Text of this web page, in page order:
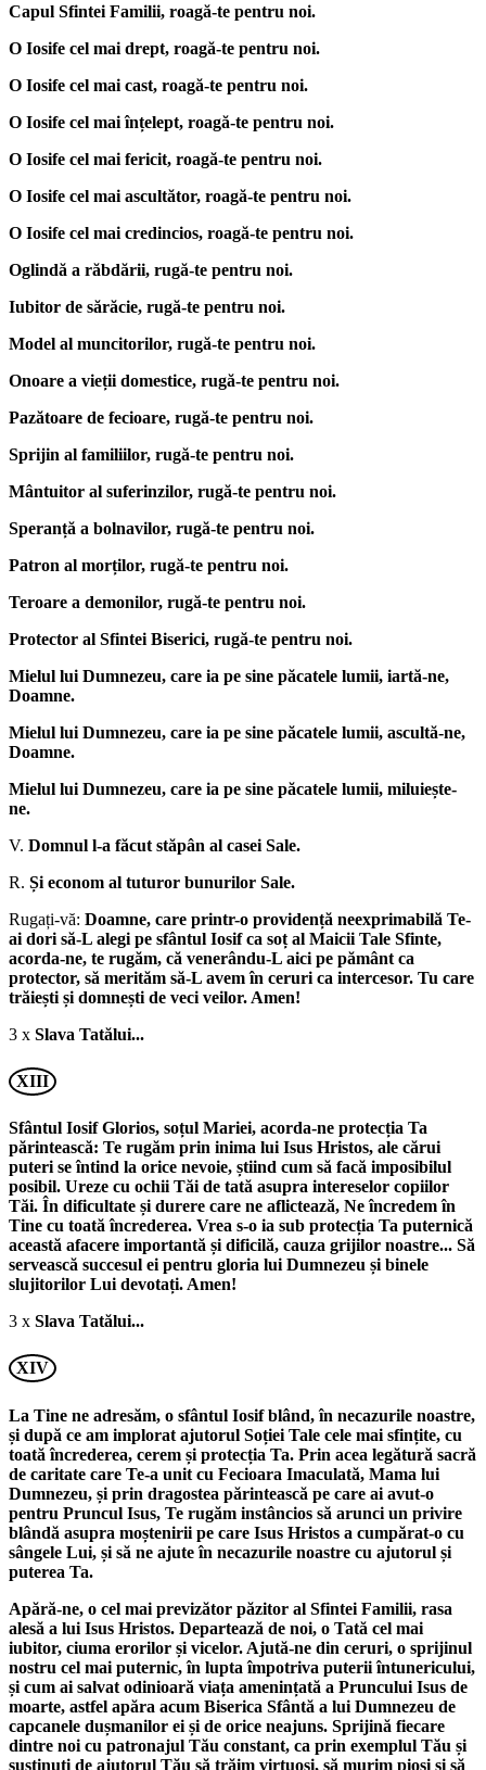
Capul Sfintei Familii, roagă-te pentru noi.
O Iosife cel mai drept, roagă-te pentru noi.
O Iosife cel mai cast, roagă-te pentru noi.
O Iosife cel mai înțelept, roagă-te pentru noi.
O Iosife cel mai fericit, roagă-te pentru noi.
O Iosife cel mai ascultător, roagă-te pentru noi.
O Iosife cel mai credincios, roagă-te pentru noi.
Oglindă a răbdării, rugă-te pentru noi.
Iubitor de sărăcie, rugă-te pentru noi.
Model al muncitorilor, rugă-te pentru noi.
Onoare a vieții domestice, rugă-te pentru noi.
Pazătoare de fecioare, rugă-te pentru noi.
Sprijin al familiilor, rugă-te pentru noi.
Mântuitor al suferinzilor, rugă-te pentru noi.
Speranță a bolnavilor, rugă-te pentru noi.
Patron al morților, rugă-te pentru noi.
Teroare a demonilor, rugă-te pentru noi.
Protector al Sfintei Biserici, rugă-te pentru noi.
Mielul lui Dumnezeu, care ia pe sine păcatele lumii, iartă-ne,
Doamne.
Mielul lui Dumnezeu, care ia pe sine păcatele lumii, ascultă-ne,
Doamne.
Mielul lui Dumnezeu, care ia pe sine păcatele lumii, miluiește-
ne.
V. Domnul l-a făcut stăpân al casei Sale.
R. Și econom al tuturor bunurilor Sale.
Rugați-vă: Doamne, care printr-o providență neexprimabilă Te-
ai dori să-L alegi pe sfântul Iosif ca soț al Maicii Tale Sfinte,
acorda-ne, te rugăm, că venerându-L aici pe pământ ca
protector, să merităm să-L avem în ceruri ca intercesor. Tu care
trăiești și domnești de veci veilor. Amen!
3 x Slava Tatălui...
XIII
Sfântul Iosif Glorios, soțul Mariei, acorda-ne protecția Ta
părintească: Te rugăm prin inima lui Isus Hristos, ale cărui
puteri se întind la orice nevoie, știind cum să facă imposibilul
posibil. Ureze cu ochii Tăi de tată asupra intereselor copiilor
Tăi. În dificultate și durere care ne aflictează, Ne încredem în
Tine cu toată încrederea. Vrea s-o ia sub protecția Ta puternică
această afacere importantă și dificilă, cauza grijilor noastre... Să
servească succesul ei pentru gloria lui Dumnezeu și binele
slujitorilor Lui devotați. Amen!
3 x Slava Tatălui...
XIV
La Tine ne adresăm, o sfântul Iosif blând, în necazurile noastre,
și după ce am implorat ajutorul Soției Tale cele mai sfințite, cu
toată încrederea, cerem și protecția Ta. Prin acea legătură sacră
de caritate care Te-a unit cu Fecioara Imaculată, Mama lui
Dumnezeu, și prin dragostea părintească pe care ai avut-o
pentru Pruncul Isus, Te rugăm instâncios să arunci un privire
blândă asupra moștenirii pe care Isus Hristos a cumpărat-o cu
sângele Lui, și să ne ajute în necazurile noastre cu ajutorul și
puterea Ta.
Apără-ne, o cel mai previzător păzitor al Sfintei Familii, rasa
alesă a lui Isus Hristos. Departează de noi, o Tată cel mai
iubitor, ciuma erorilor și vicelor. Ajută-ne din ceruri, o sprijinul
nostru cel mai puternic, în lupta împotriva puterii întunericului,
și cum ai salvat odinioară viața amenințată a Pruncului Isus de
moarte, astfel apăra acum Biserica Sfântă a lui Dumnezeu de
capcanele dușmanilor ei și de orice neajuns. Sprijină fiecare
dintre noi cu patronajul Tău constant, ca prin exemplul Tău și
susținuti de ajutorul Tău să trăim virtuoși, să murim pioși și să